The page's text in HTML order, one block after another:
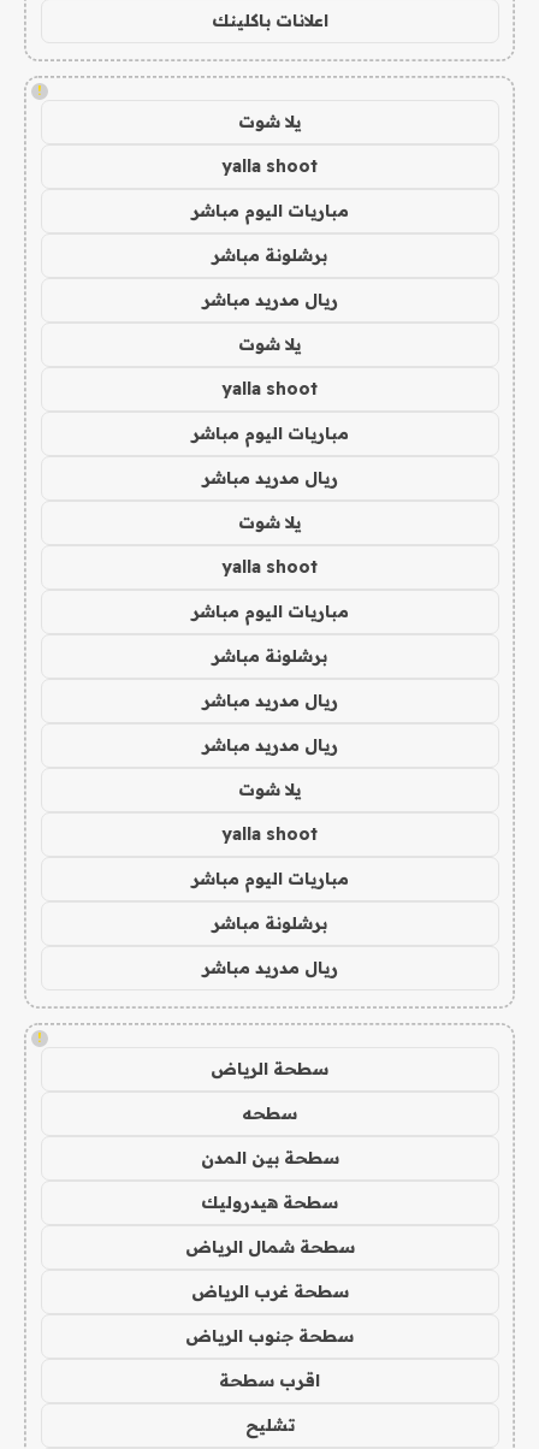
اعلانات باكلينك
!
يلا شوت
yalla shoot
مباريات اليوم مباشر
برشلونة مباشر
ريال مدريد مباشر
يلا شوت
yalla shoot
مباريات اليوم مباشر
ريال مدريد مباشر
يلا شوت
yalla shoot
مباريات اليوم مباشر
برشلونة مباشر
ريال مدريد مباشر
ريال مدريد مباشر
يلا شوت
yalla shoot
مباريات اليوم مباشر
برشلونة مباشر
ريال مدريد مباشر
!
سطحة الرياض
سطحه
سطحة بين المدن
سطحة هيدروليك
سطحة شمال الرياض
سطحة غرب الرياض
سطحة جنوب الرياض
اقرب سطحة
تشليح